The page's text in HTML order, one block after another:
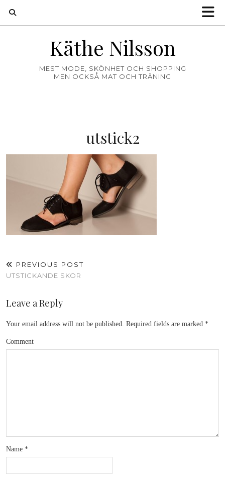
Käthe Nilsson
MEST MODE, SKÖNHET OCH SHOPPING
MEN OCKSÅ MAT OCH TRÄNING
utstick2
PREVIOUS POST
UTSTICKANDE SKOR
Leave a Reply
Your email address will not be published. Required fields are marked *
Comment
Name *